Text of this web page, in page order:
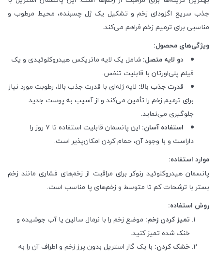
جذب سریع اگزودای زخم و تشکیل یک ژل چسبنده، محیط مرطوب و
مناسبی برای ترمیم زخم فراهم می‌کند.
ویژگی‌های محصول:
دو لایه متصل: شامل یک لایه ماتریکس هیدروکلوئیدی و یک
فیلم پلی‌اورتان با قابلیت تنفس.
قدرت جذب بالا: لایه ژله‌ای با قدرت جذب بالا، رطوبت مورد نیاز
برای ترمیم زخم را تأمین می‌کند و از آسیب به پوست جدید
جلوگیری می‌نماید.
استفاده آسان:
این پانسمان قابلیت استفاده تا ۷ روز را
داراست و با وجود آن، حمام کردن امکان‌پذیر است.
موارد استفاده:
پانسمان هیدروکلوئید رنوکر برای مراقبت از زخم‌های فشاری مانند زخم
بستر با ترشحات کم تا متوسط و زخم‌های پا مناسب است.
روش استفاده:
تمیز کردن زخم: موضع زخم را با نرمال سالین یا آب جوشیده و
خنک شده تمیز کنید.
خشک کردن: با یک گاز استریل بدون پرز زخم و اطراف آن را به